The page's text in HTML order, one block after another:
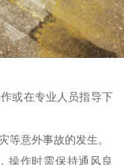
或在专业人员指导下
等意外事故的发生。
操作时需保持通风良